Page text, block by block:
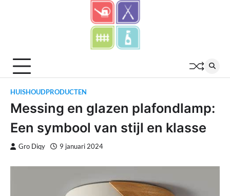
HUISHOUDPRODUCTEN
Messing en glazen plafondlamp:
Een symbool van stijl en klasse
Gro Diqy 9 januari 2024